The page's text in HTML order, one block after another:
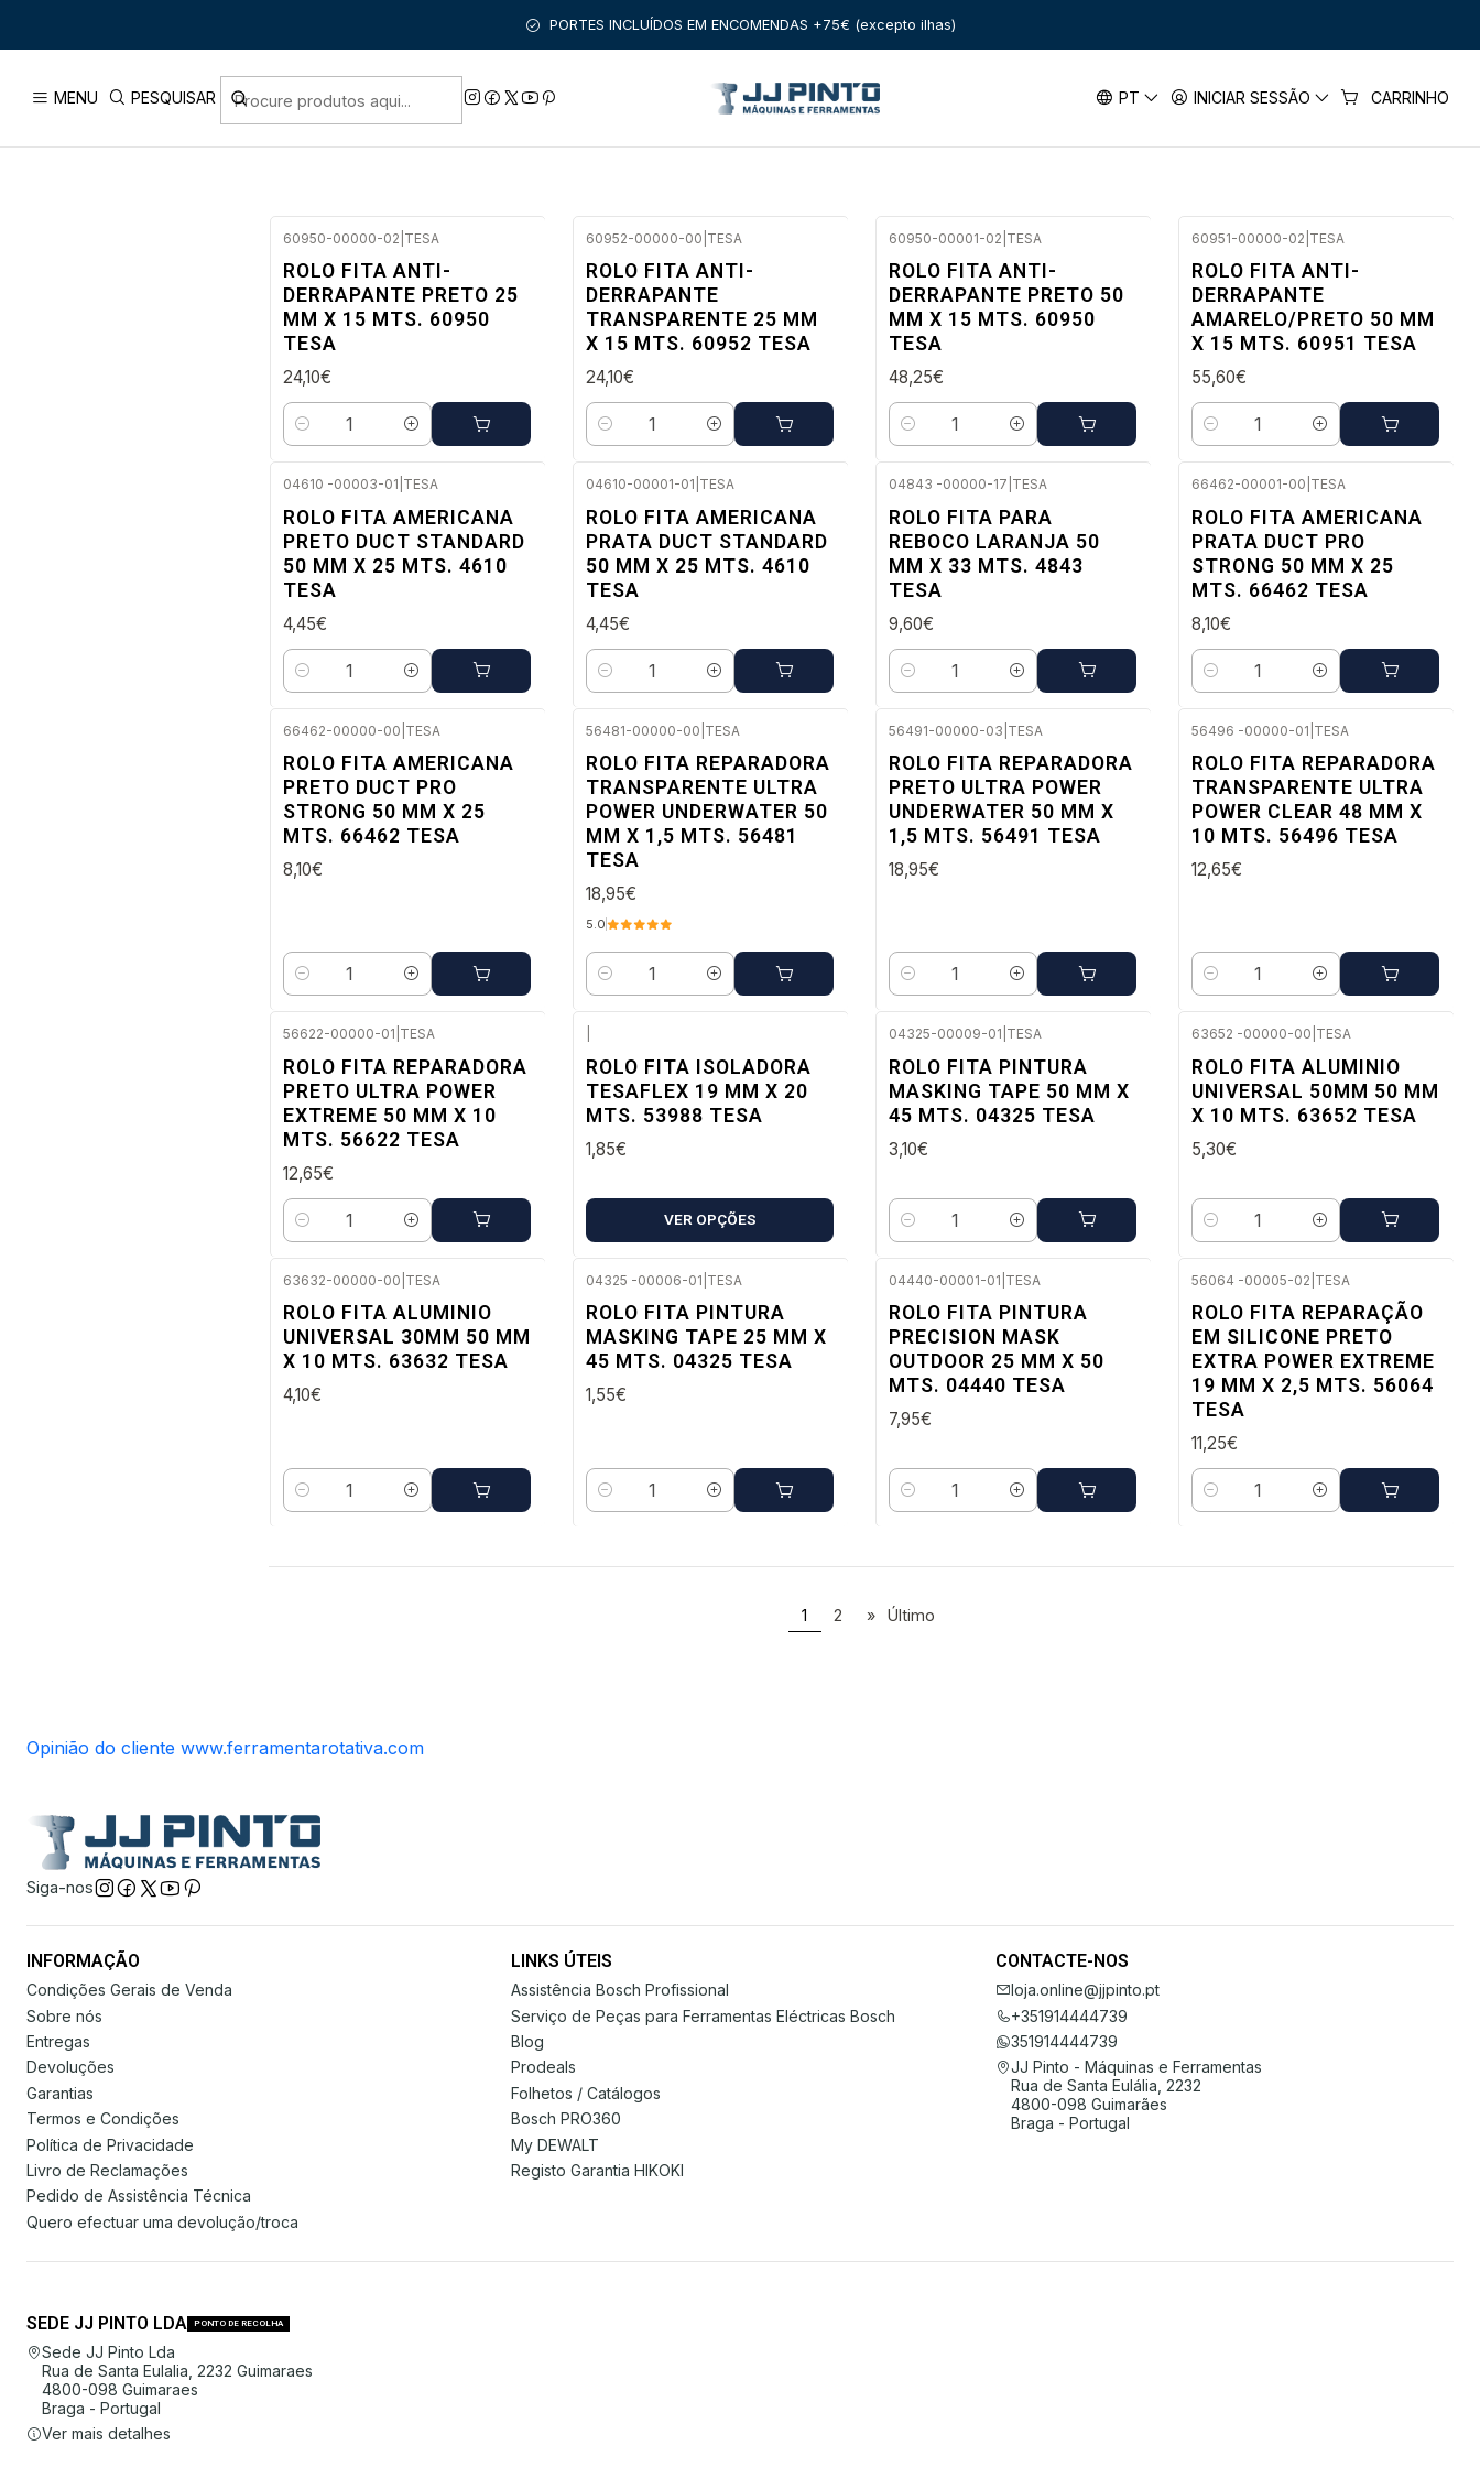
MENU PESQUISAR PT INICIAR SESSÃO CARRINHO
PORTES INCLUÍDOS EM ENCOMENDAS +75€ (excepto ilhas)
Início PRODUTOS FIXAÇÃO FITAS ADESIVAS
FITAS ADESIVAS
60950-00000-02 TESA
ROLO FITA ANTI-
DERRAPANTE PRETO 25
MM X 15 MTS. 60950
TESA
24,10€
Quantidade
60952-00000-00 TESA
ROLO FITA ANTI-
DERRAPANTE
TRANSPARENTE 25 MM
X 15 MTS. 60952 TESA
24,10€
Quantidade
60950-00001-02 TESA
ROLO FITA ANTI-
DERRAPANTE PRETO 50
MM X 15 MTS. 60950
TESA
48,25€
Quantidade
60951-00000-02 TESA
ROLO FITA ANTI-
DERRAPANTE
AMARELO/PRETO 50 MM
X 15 MTS. 60951 TESA
55,60€
Quantidade
04610 -00003-01 TESA
ROLO FITA AMERICANA
PRETO DUCT STANDARD
50 MM X 25 MTS. 4610
TESA
4,45€
Quantidade
04610-00001-01 TESA
ROLO FITA AMERICANA
PRATA DUCT STANDARD
50 MM X 25 MTS. 4610
TESA
4,45€
Quantidade
04843 -00000-17 TESA
ROLO FITA PARA
REBOCO LARANJA 50
MM X 33 MTS. 4843
TESA
9,60€
Quantidade
66462-00001-00 TESA
ROLO FITA AMERICANA
PRATA DUCT PRO
STRONG 50 MM X 25
MTS. 66462 TESA
8,10€
Quantidade
66462-00000-00 TESA
ROLO FITA AMERICANA
PRETO DUCT PRO
STRONG 50 MM X 25
MTS. 66462 TESA
8,10€
Quantidade
56481-00000-00 TESA
ROLO FITA REPARADORA
TRANSPARENTE ULTRA
POWER UNDERWATER 50
MM X 1,5 MTS. 56481
TESA
18,95€
5.0
Quantidade
56491-00000-03 TESA
ROLO FITA REPARADORA
PRETO ULTRA POWER
UNDERWATER 50 MM X
1,5 MTS. 56491 TESA
18,95€
Quantidade
56496 -00000-01 TESA
ROLO FITA REPARADORA
TRANSPARENTE ULTRA
POWER CLEAR 48 MM X
10 MTS. 56496 TESA
12,65€
Quantidade
56622-00000-01 TESA
ROLO FITA REPARADORA
PRETO ULTRA POWER
EXTREME 50 MM X 10
MTS. 56622 TESA
12,65€
Quantidade
ROLO FITA ISOLADORA
TESAFLEX 19 MM X 20
MTS. 53988 TESA
1,85€
VER OPÇÕES
04325-00009-01 TESA
ROLO FITA PINTURA
MASKING TAPE 50 MM X
45 MTS. 04325 TESA
3,10€
Quantidade
63652 -00000-00 TESA
ROLO FITA ALUMINIO
UNIVERSAL 50ΜM 50 MM
X 10 MTS. 63652 TESA
5,30€
Quantidade
63632-00000-00 TESA
ROLO FITA ALUMINIO
UNIVERSAL 30ΜM 50 MM
X 10 MTS. 63632 TESA
4,10€
Quantidade
04325 -00006-01 TESA
ROLO FITA PINTURA
MASKING TAPE 25 MM X
45 MTS. 04325 TESA
1,55€
Quantidade
04440-00001-01 TESA
ROLO FITA PINTURA
PRECISION MASK
OUTDOOR 25 MM X 50
MTS. 04440 TESA
7,95€
Quantidade
56064 -00005-02 TESA
ROLO FITA REPARAÇÃO
EM SILICONE PRETO
EXTRA POWER EXTREME
19 MM X 2,5 MTS. 56064
TESA
11,25€
Quantidade
1 2 » Último
Opinião do cliente www.ferramentarotativa.com
Siga-nos
INFORMAÇÃO
Condições Gerais de Venda
Sobre nós
Entregas
Devoluções
Garantias
Termos e Condições
Política de Privacidade
Livro de Reclamações
Pedido de Assistência Técnica
Quero efectuar uma devolução/troca
LINKS ÚTEIS
Assistência Bosch Profissional
Serviço de Peças para Ferramentas Eléctricas Bosch
Blog
Prodeals
Folhetos / Catálogos
Bosch PRO360
My DEWALT
Registo Garantia HIKOKI
CONTACTE-NOS
loja.online@jjpinto.pt
+351914444739
351914444739
JJ Pinto - Máquinas e Ferramentas
Rua de Santa Eulália, 2232
4800-098 Guimarães
Braga - Portugal
SEDE JJ PINTO LDA PONTO DE RECOLHA
Sede JJ Pinto Lda
Rua de Santa Eulalia, 2232 Guimaraes
4800-098 Guimaraes
Braga - Portugal
Ver mais detalhes